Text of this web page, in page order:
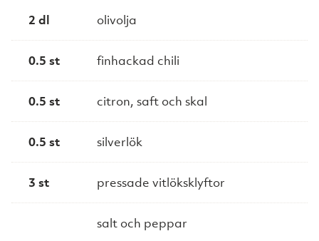
2 dl olivolja
0.5 st finhackad chili
0.5 st citron, saft och skal
0.5 st silverlök
3 st pressade vitlöksklyftor
salt och peppar